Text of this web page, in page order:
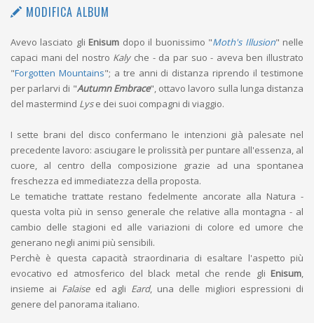
MODIFICA ALBUM
Avevo lasciato gli Enisum dopo il buonissimo "Moth's Illusion" nelle
capaci mani del nostro Kaly che - da par suo - aveva ben illustrato
"Forgotten Mountains"; a tre anni di distanza riprendo il testimone
per parlarvi di "Autumn Embrace", ottavo lavoro sulla lunga distanza
del mastermind Lyse dei suoi compagni di viaggio.
I sette brani del disco confermano le intenzioni già palesate nel
precedente lavoro: asciugare le prolissità per puntare all'essenza, al
cuore, al centro della composizione grazie ad una spontanea
freschezza ed immediatezza della proposta.
Le tematiche trattate restano fedelmente ancorate alla Natura -
questa volta più in senso generale che relative alla montagna - al
cambio delle stagioni ed alle variazioni di colore ed umore che
generano negli animi più sensibili.
Perchè è questa capacità straordinaria di esaltare l'aspetto più
evocativo ed atmosferico del black metal che rende gli Enisum,
insieme ai Falaise ed agli Eard, una delle migliori espressioni di
genere del panorama italiano.